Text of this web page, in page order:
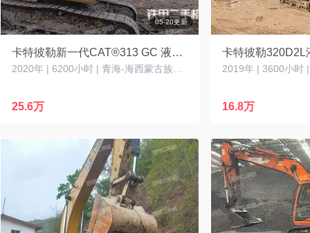
05-20更新
卡特彼勒新一代CAT®313 GC 液压挖掘机
25.6万
卡特彼勒320D2L
2019年 | 3600小时
16.8万